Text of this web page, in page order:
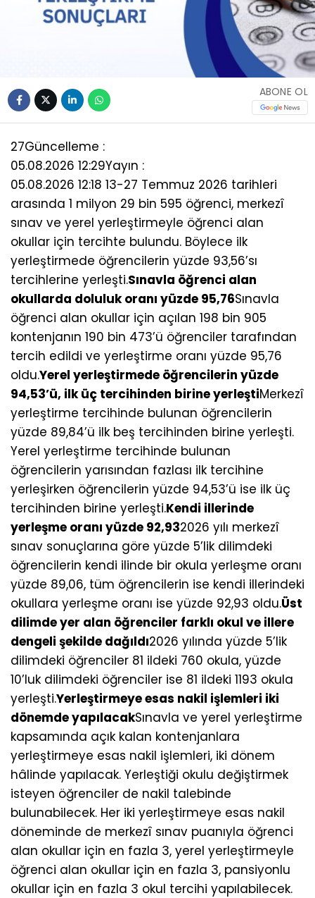
ABONE OL
27Güncelleme :
05.08.2026 12:29Yayın :
05.08.2026 12:18 13-27 Temmuz 2026 tarihleri
arasında 1 milyon 29 bin 595 öğrenci, merkezî
sınav ve yerel yerleştirmeyle öğrenci alan
okullar için tercihte bulundu. Böylece ilk
yerleştirmede öğrencilerin yüzde 93,56’sı
tercihlerine yerleşti.Sınavla öğrenci alan
okullarda doluluk oranı yüzde 95,76Sınavla
öğrenci alan okullar için açılan 198 bin 905
kontenjanın 190 bin 473’ü öğrenciler tarafından
tercih edildi ve yerleştirme oranı yüzde 95,76
oldu.Yerel yerleştirmede öğrencilerin yüzde
94,53’ü, ilk üç tercihinden birine yerleştiMerkezî
yerleştirme tercihinde bulunan öğrencilerin
yüzde 89,84’ü ilk beş tercihinden birine yerleşti.
Yerel yerleştirme tercihinde bulunan
öğrencilerin yarısından fazlası ilk tercihine
yerleşirken öğrencilerin yüzde 94,53’ü ise ilk üç
tercihinden birine yerleşti.Kendi illerinde
yerleşme oranı yüzde 92,932026 yılı merkezî
sınav sonuçlarına göre yüzde 5’lik dilimdeki
öğrencilerin kendi ilinde bir okula yerleşme oranı
yüzde 89,06, tüm öğrencilerin ise kendi illerindeki
okullara yerleşme oranı ise yüzde 92,93 oldu.Üst
dilimde yer alan öğrenciler farklı okul ve illere
dengeli şekilde dağıldı2026 yılında yüzde 5’lik
dilimdeki öğrenciler 81 ildeki 760 okula, yüzde
10’luk dilimdeki öğrenciler ise 81 ildeki 1193 okula
yerleşti.Yerleştirmeye esas nakil işlemleri iki
dönemde yapılacakSınavla ve yerel yerleştirme
kapsamında açık kalan kontenjanlara
yerleştirmeye esas nakil işlemleri, iki dönem
hâlinde yapılacak. Yerleştiği okulu değiştirmek
isteyen öğrenciler de nakil talebinde
bulunabilecek. Her iki yerleştirmeye esas nakil
döneminde de merkezî sınav puanıyla öğrenci
alan okullar için en fazla 3, yerel yerleştirmeyle
öğrenci alan okullar için en fazla 3, pansiyonlu
okullar için en fazla 3 okul tercihi yapılabilecek.